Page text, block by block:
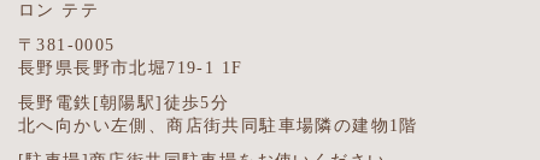
ロン テテ
〒381-0005
長野県長野市北堀719-1 1F
長野電鉄[朝陽駅]徒歩5分
北へ向かい左側、商店街共同駐車場隣の建物1階